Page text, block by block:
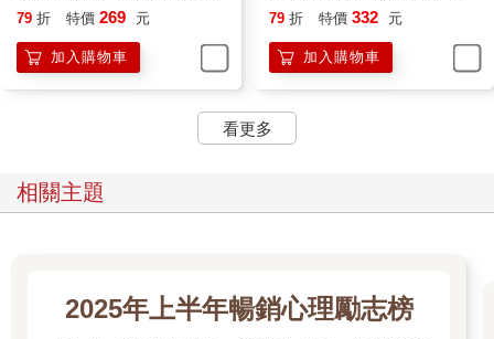
天更靠近「死亡」的終點。
力，都不可能打敗無常。
想要對抗無常，做困獸之鬥根本是白費力氣，不如隨遇而安，更
能夠輕鬆生活。不要試圖抵抗變化，更能夠悠然過日子。
不妨向花學習。昨天之前還只是花苞的花開始綻放，隔天早晨，
律動。
後會好起來」，用積極的態度生活。這種靈活的心態，是創造更
美好人生的關鍵。
心態重整練習
79 折 特價 269 元
加入購物車
活、人際無憂一身輕
79 折 特價 332 元
加入購物車
看更多
相關主題
2025年上半年暢銷心理勵志榜